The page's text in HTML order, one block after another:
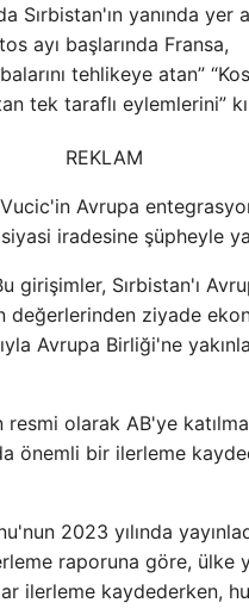
Sırbistan'ın yanında yer
ayı başlarında Fransa,
tehlikeye atan”
tek taraflı eylemlerini”
REKLAM
Avrupa
iradesine şüpheyle
girişimler, Sırbistan'ı
değerlerinden ziyade
Avrupa Birliği'ne
resmi olarak AB'ye
önemli bir ilerleme
2023 yılında
raporuna göre, ülke
ilerleme kaydederken,